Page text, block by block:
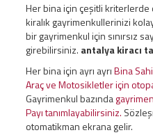
Her bina için çeşitli kriterlerde
kiralık gayrimenkullerinizi
bir gayrimenkul için sınırsız
girebilirsiniz. antalya kiracı
Her bina için ayrı ayrıBina
Araç ve Motosikletler için
Gayrimenkul bazında
Payı tanımlayabilirsiniz.
otomatikman ekrana gelir.